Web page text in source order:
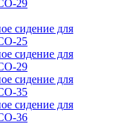
29
сидение для
25
сидение для
29
сидение для
35
сидение для
36